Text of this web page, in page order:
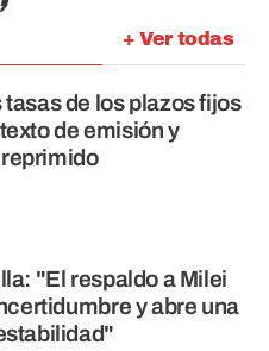
+ Ver todas
tasas de los plazos fijos
de emisión y
"El respaldo a Milei
y abre una